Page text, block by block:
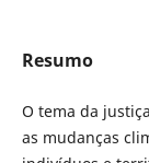
Resumo
O tema da
as mudanças